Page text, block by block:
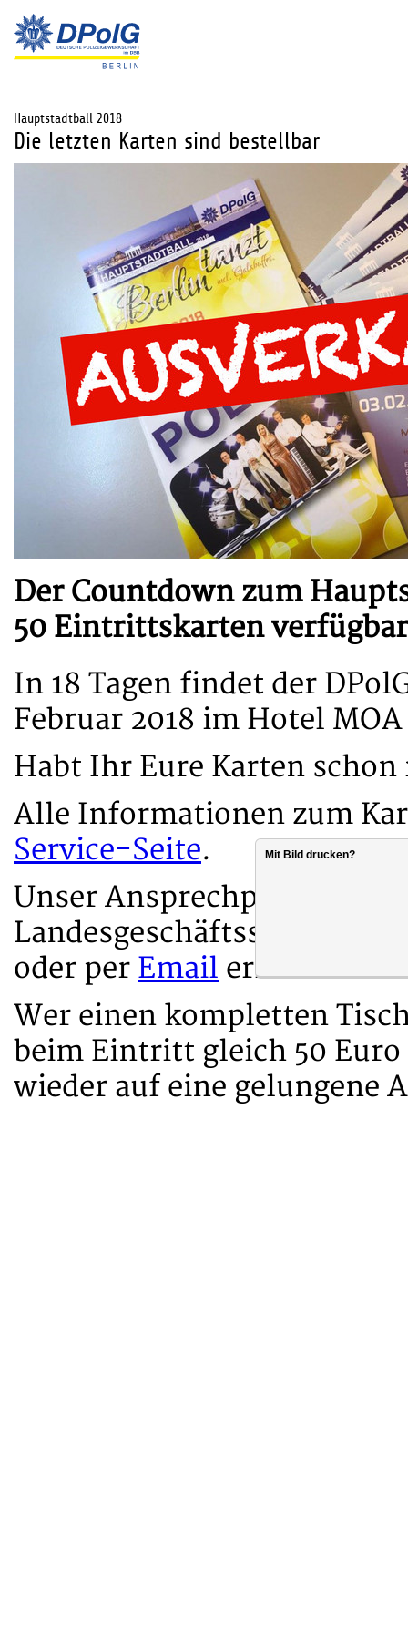
Hauptstadtball 2018
Die letzten Karten sind bestellbar
Der Countdown zum
50 Eintrittskarten
In 18 Tagen findet der
Februar 2018 im Hotel
Habt Ihr Eure Karten schon
Alle Informationen zum
Service-Seite.
Unser Ansprechpartner ist
Landesgeschäftsstelle. Er
oder per Email erreichbar.
Wer einen kompletten
beim Eintritt gleich 50
wieder auf eine gelungene
Mit Bild drucken?